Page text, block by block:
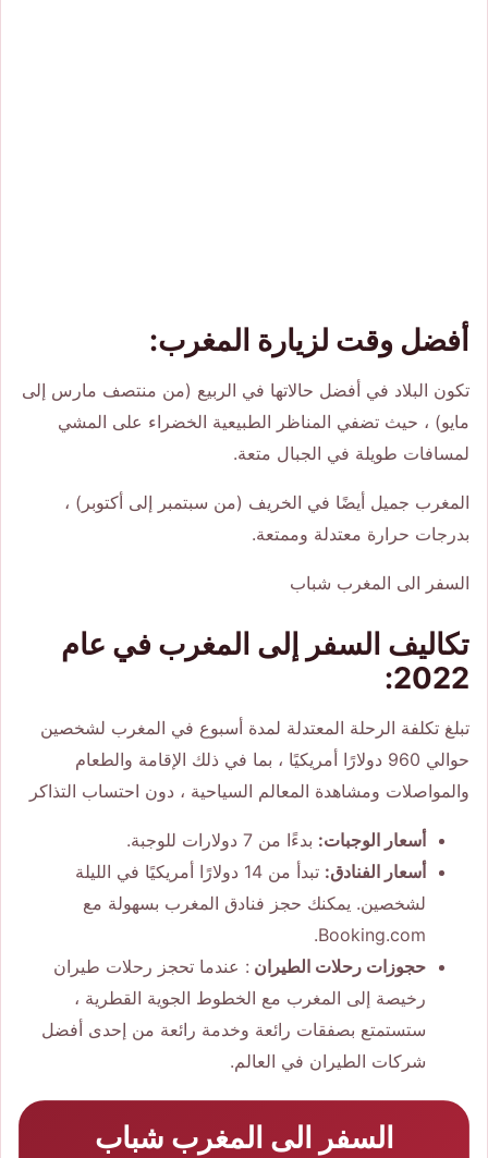
أفضل وقت لزيارة المغرب:
تكون البلاد في أفضل حالاتها في الربيع (من منتصف مارس إلى
مايو) ، حيث تضفي المناظر الطبيعية الخضراء على المشي
لمسافات طويلة في الجبال متعة.
المغرب جميل أيضًا في الخريف (من سبتمبر إلى أكتوبر) ،
بدرجات حرارة معتدلة وممتعة.
السفر الى المغرب شباب
تكاليف السفر إلى المغرب في عام
2022:
تبلغ تكلفة الرحلة المعتدلة لمدة أسبوع في المغرب لشخصين
حوالي 960 دولارًا أمريكيًا ، بما في ذلك الإقامة والطعام
والمواصلات ومشاهدة المعالم السياحية ، دون احتساب التذاكر
أسعار الوجبات: بدءًا من 7 دولارات للوجبة.
أسعار الفنادق:
تبدأ من 14 دولارًا أمريكيًا في الليلة
لشخصين. يمكنك حجز فنادق المغرب بسهولة مع
Booking.com.
حجوزات رحلات الطيران : عندما تحجز رحلات طيران
رخيصة إلى المغرب مع الخطوط الجوية القطرية ،
ستستمتع بصفقات رائعة وخدمة رائعة من إحدى أفضل
شركات الطيران في العالم.
السفر الى المغرب شباب